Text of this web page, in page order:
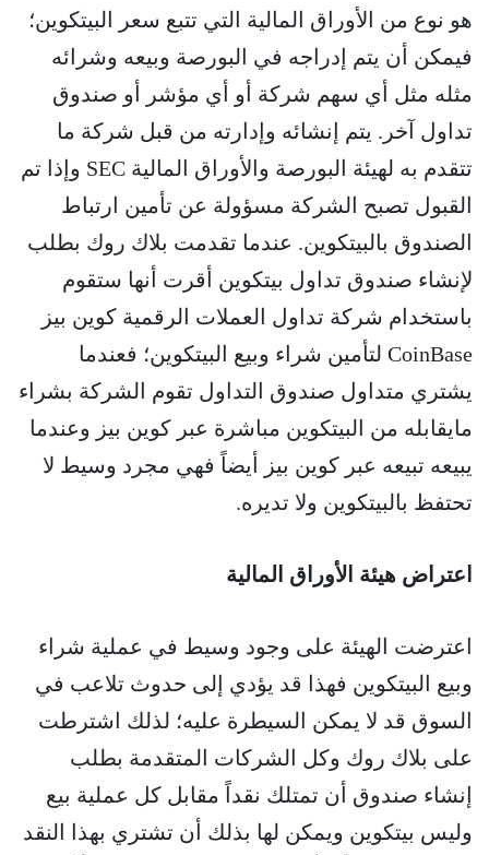
هو نوع من الأوراق المالية التي تتبع سعر البيتكوين؛
فيمكن أن يتم إدراجه في البورصة وبيعه وشرائه
مثله مثل أي سهم شركة أو أي مؤشر أو صندوق
تداول آخر. يتم إنشائه وإدارته من قبل شركة ما
تتقدم به لهيئة البورصة والأوراق المالية SEC وإذا تم
القبول تصبح الشركة مسؤولة عن تأمين ارتباط
الصندوق بالبيتكوين. عندما تقدمت بلاك روك بطلب
لإنشاء صندوق تداول بيتكوين أقرت أنها ستقوم
باستخدام شركة تداول العملات الرقمية كوين بيز
CoinBase لتأمين شراء وبيع البيتكوين؛ فعندما
يشتري متداول صندوق التداول تقوم الشركة بشراء
مايقابله من البيتكوين مباشرة عبر كوين بيز وعندما
يبيعه تبيعه عبر كوين بيز أيضاً فهي مجرد وسيط لا
تحتفظ بالبيتكوين ولا تديره.
اعتراض هيئة الأوراق المالية
اعترضت الهيئة على وجود وسيط في عملية شراء
وبيع البيتكوين فهذا قد يؤدي إلى حدوث تلاعب في
السوق قد لا يمكن السيطرة عليه؛ لذلك اشترطت
على بلاك روك وكل الشركات المتقدمة بطلب
إنشاء صندوق أن تمتلك نقداً مقابل كل عملية بيع
وليس بيتكوين ويمكن لها بذلك أن تشتري بهذا النقد